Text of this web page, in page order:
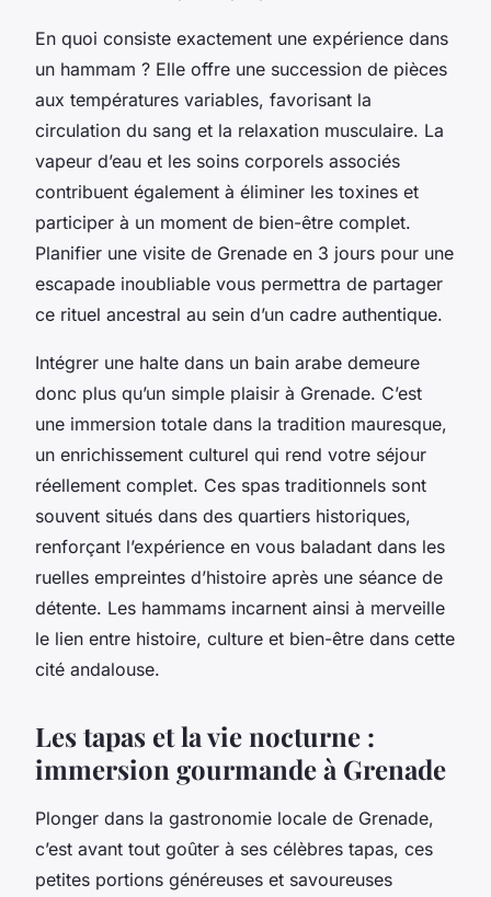
En quoi consiste exactement une expérience dans
un hammam ? Elle offre une succession de pièces
aux températures variables, favorisant la
circulation du sang et la relaxation musculaire. La
vapeur d’eau et les soins corporels associés
contribuent également à éliminer les toxines et
participer à un moment de bien-être complet.
Planifier une visite de Grenade en 3 jours pour une
escapade inoubliable vous permettra de partager
ce rituel ancestral au sein d’un cadre authentique.
Intégrer une halte dans un bain arabe demeure
donc plus qu’un simple plaisir à Grenade. C’est
une immersion totale dans la tradition mauresque,
un enrichissement culturel qui rend votre séjour
réellement complet. Ces spas traditionnels sont
souvent situés dans des quartiers historiques,
renforçant l’expérience en vous baladant dans les
ruelles empreintes d’histoire après une séance de
détente. Les hammams incarnent ainsi à merveille
le lien entre histoire, culture et bien-être dans cette
cité andalouse.
Les tapas et la vie nocturne :
immersion gourmande à Grenade
Plonger dans la gastronomie locale de Grenade,
c’est avant tout goûter à ses célèbres tapas, ces
petites portions généreuses et savoureuses